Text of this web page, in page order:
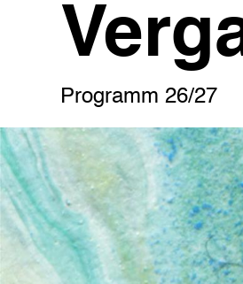
Programm 26/27